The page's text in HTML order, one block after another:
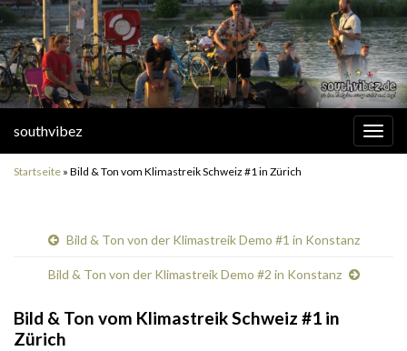
southvibez
Startseite » Bild & Ton vom Klimastreik Schweiz #1 in Zürich
Bild & Ton von der Klimastreik Demo #1 in Konstanz
Bild & Ton von der Klimastreik Demo #2 in Konstanz
Bild & Ton vom Klimastreik Schweiz #1 in
Zürich